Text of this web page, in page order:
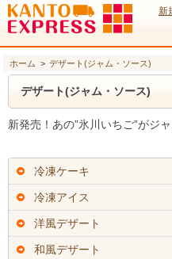
新
ホーム > デザート(ジャム・ソース)
デザート(ジャム・ソース)
新発売！あの”氷川いちご”がジ
冷凍ケーキ
冷凍アイス
洋風デザート
和風デザート